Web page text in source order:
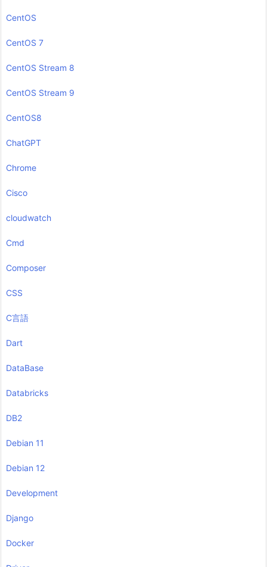
CentOS
CentOS 7
CentOS Stream 8
CentOS Stream 9
CentOS8
ChatGPT
Chrome
Cisco
cloudwatch
Cmd
Composer
CSS
C言語
Dart
DataBase
Databricks
DB2
Debian 11
Debian 12
Development
Django
Docker